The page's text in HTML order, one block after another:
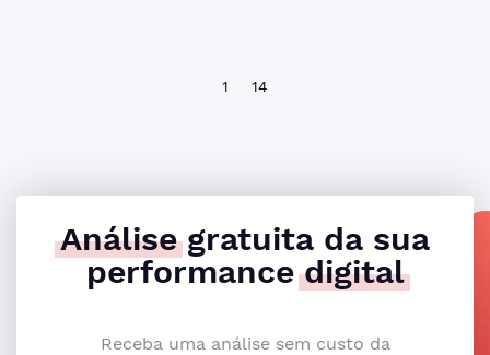
1 14
Análisegratuita da sua
performancedigital
Receba uma análise sem custo da